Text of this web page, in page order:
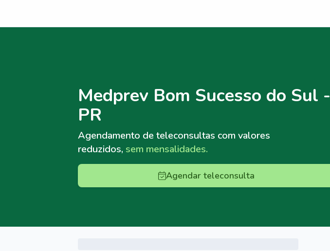
Medprev Bom Sucesso do Sul -
PR
Agendamento de teleconsultas com valores
reduzidos, sem mensalidades.
Agendar teleconsulta